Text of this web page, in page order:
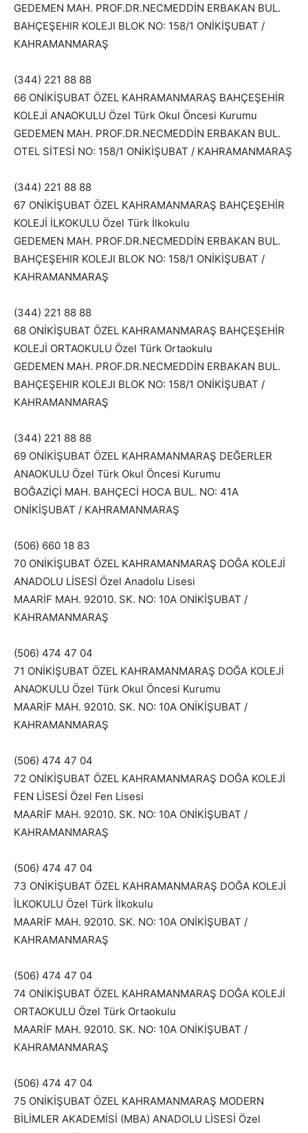
GEDEMEN MAH. PROF.DR.NECMEDDİN ERBAKAN BUL.
BAHÇEŞEHIR KOLEJI BLOK NO: 158/1 ONİKİŞUBAT /
KAHRAMANMARAŞ
(344) 221 88 88
66 ONİKİŞUBAT ÖZEL KAHRAMANMARAŞ BAHÇEŞEHİR
KOLEJİ ANAOKULU Özel Türk Okul Öncesi Kurumu
GEDEMEN MAH. PROF.DR.NECMEDDİN ERBAKAN BUL.
OTEL SİTESİ NO: 158/1 ONİKİŞUBAT / KAHRAMANMARAŞ
(344) 221 88 88
67 ONİKİŞUBAT ÖZEL KAHRAMANMARAŞ BAHÇEŞEHİR
KOLEJİ İLKOKULU Özel Türk İlkokulu
GEDEMEN MAH. PROF.DR.NECMEDDİN ERBAKAN BUL.
BAHÇEŞEHIR KOLEJI BLOK NO: 158/1 ONİKİŞUBAT /
KAHRAMANMARAŞ
(344) 221 88 88
68 ONİKİŞUBAT ÖZEL KAHRAMANMARAŞ BAHÇEŞEHİR
KOLEJİ ORTAOKULU Özel Türk Ortaokulu
GEDEMEN MAH. PROF.DR.NECMEDDİN ERBAKAN BUL.
BAHÇEŞEHIR KOLEJI BLOK NO: 158/1 ONİKİŞUBAT /
KAHRAMANMARAŞ
(344) 221 88 88
69 ONİKİŞUBAT ÖZEL KAHRAMANMARAŞ DEĞERLER
ANAOKULU Özel Türk Okul Öncesi Kurumu
BOĞAZİÇİ MAH. BAHÇECİ HOCA BUL. NO: 41A
ONİKİŞUBAT / KAHRAMANMARAŞ
(506) 660 18 83
70 ONİKİŞUBAT ÖZEL KAHRAMANMARAŞ DOĞA KOLEJİ
ANADOLU LİSESİ Özel Anadolu Lisesi
MAARİF MAH. 92010. SK. NO: 10A ONİKİŞUBAT /
KAHRAMANMARAŞ
(506) 474 47 04
71 ONİKİŞUBAT ÖZEL KAHRAMANMARAŞ DOĞA KOLEJİ
ANAOKULU Özel Türk Okul Öncesi Kurumu
MAARİF MAH. 92010. SK. NO: 10A ONİKİŞUBAT /
KAHRAMANMARAŞ
(506) 474 47 04
72 ONİKİŞUBAT ÖZEL KAHRAMANMARAŞ DOĞA KOLEJİ
FEN LİSESİ Özel Fen Lisesi
MAARİF MAH. 92010. SK. NO: 10A ONİKİŞUBAT /
KAHRAMANMARAŞ
(506) 474 47 04
73 ONİKİŞUBAT ÖZEL KAHRAMANMARAŞ DOĞA KOLEJİ
İLKOKULU Özel Türk İlkokulu
MAARİF MAH. 92010. SK. NO: 10A ONİKİŞUBAT /
KAHRAMANMARAŞ
(506) 474 47 04
74 ONİKİŞUBAT ÖZEL KAHRAMANMARAŞ DOĞA KOLEJİ
ORTAOKULU Özel Türk Ortaokulu
MAARİF MAH. 92010. SK. NO: 10A ONİKİŞUBAT /
KAHRAMANMARAŞ
(506) 474 47 04
75 ONİKİŞUBAT ÖZEL KAHRAMANMARAŞ MODERN
BİLİMLER AKADEMİSİ (MBA) ANADOLU LİSESİ Özel